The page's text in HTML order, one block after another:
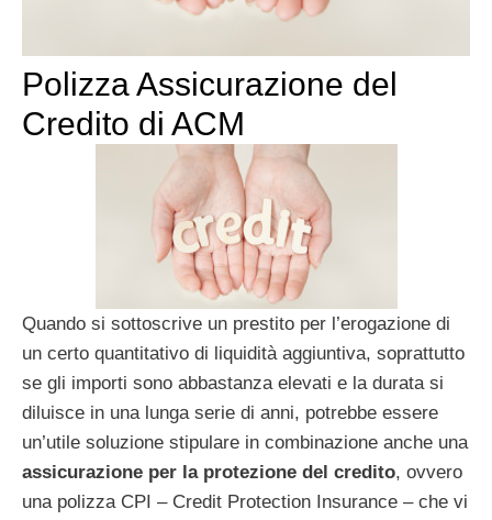
Polizza Assicurazione del
Credito di ACM
Quando si sottoscrive un prestito per l’erogazione di
un certo quantitativo di liquidità aggiuntiva, soprattutto
se gli importi sono abbastanza elevati e la durata si
diluisce in una lunga serie di anni, potrebbe essere
un’utile soluzione stipulare in combinazione anche una
assicurazione per la protezione del credito, ovvero
una polizza CPI – Credit Protection Insurance – che vi